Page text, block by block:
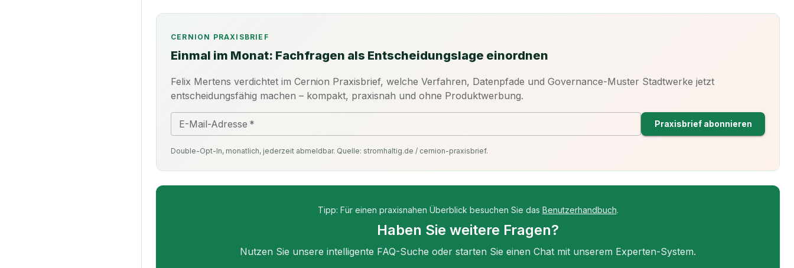
CERNION PRAXISBRIEF
Einmal im Monat: Fachfragen als Entscheidungslage einordnen
Felix Mertens verdichtet im Cernion Praxisbrief, welche Verfahren, Datenpfade und Governance-Muster Stadtwerke jetzt
entscheidungsfähig machen – kompakt, praxisnah und ohne Produktwerbung.
E-Mail-Adresse * Praxisbrief abonnieren
Double-Opt-In, monatlich, jederzeit abmeldbar. Quelle: stromhaltig.de / cernion-praxisbrief.
Tipp: Für einen praxisnahen Überblick besuchen Sie das Benutzerhandbuch.
Haben Sie weitere Fragen?
Nutzen Sie unsere intelligente FAQ-Suche oder starten Sie einen Chat mit unserem Experten-System.